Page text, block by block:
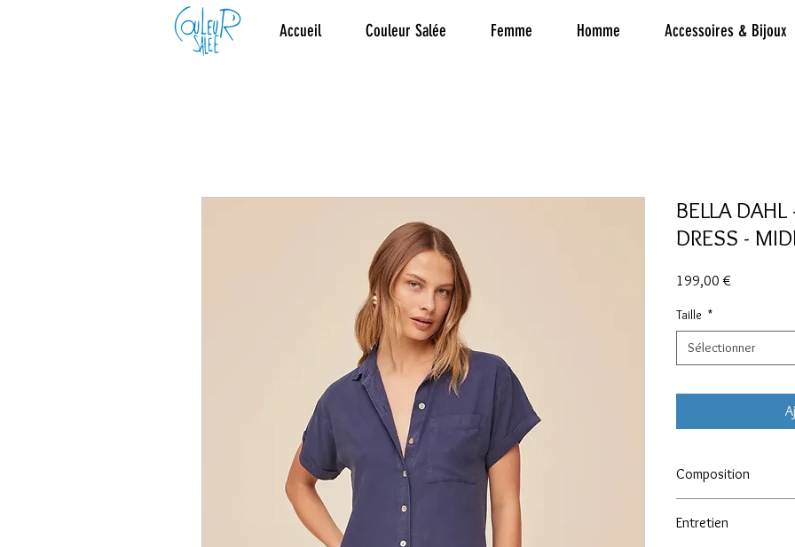
Accueil Couleur Salée Femme Homme Accessoires & Bijoux
BELLA DAHL
DRESS -
199,00 €
Taille *
Sélectionner
Composition
Entretien